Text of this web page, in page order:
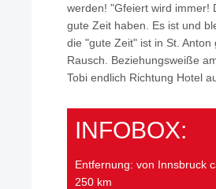
werden! "Gfeiert wird immer!
gute Zeit haben. Es ist und
die "gute Zeit" ist in St.
Rausch. Beziehungsweiße
Tobi endlich Richtung Hotel
INFOBOX:
Entfernung: von Innsbruck
250 km